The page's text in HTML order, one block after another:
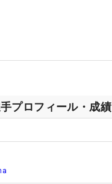
プロフィール・成績